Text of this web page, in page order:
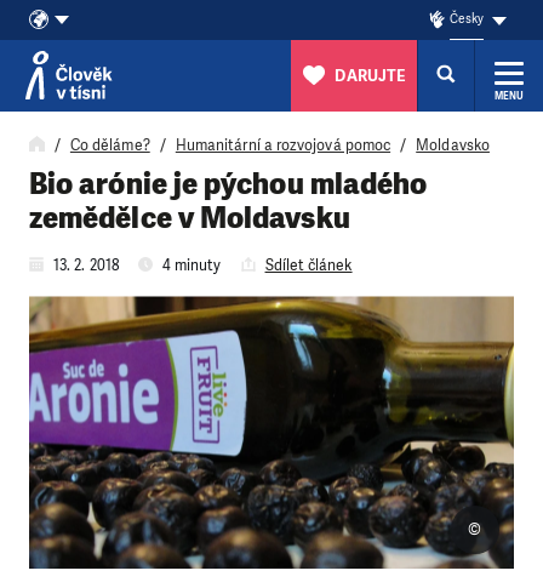
Přeskočit na obsah
Česky
DARUJTE
MENU
Co děláme? Humanitární a rozvojová pomoc Moldavsko
Bio arónie je pýchou mladého
zemědělce v Moldavsku
13. 2. 2018 4 minuty Sdílet článek
©